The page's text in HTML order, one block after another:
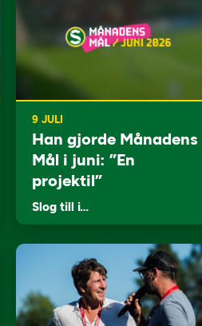
9 JULI
Han gjorde Månadens
Mål i juni: ”En
projektil”
Slog till i…